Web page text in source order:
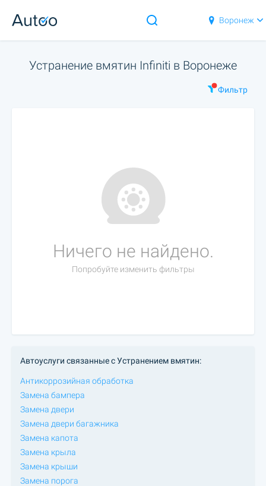
Воронеж
Устранение вмятин Infiniti в Воронеже
Фильтр
Ничего не найдено.
Попробуйте изменить фильтры
Автоуслуги связанные с Устранением вмятин:
Антикоррозийная обработка
Замена бампера
Замена двери
Замена двери багажника
Замена капота
Замена крыла
Замена крыши
Замена порога